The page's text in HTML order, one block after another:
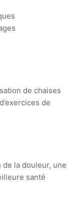
de chaises
de
la douleur, une
santé